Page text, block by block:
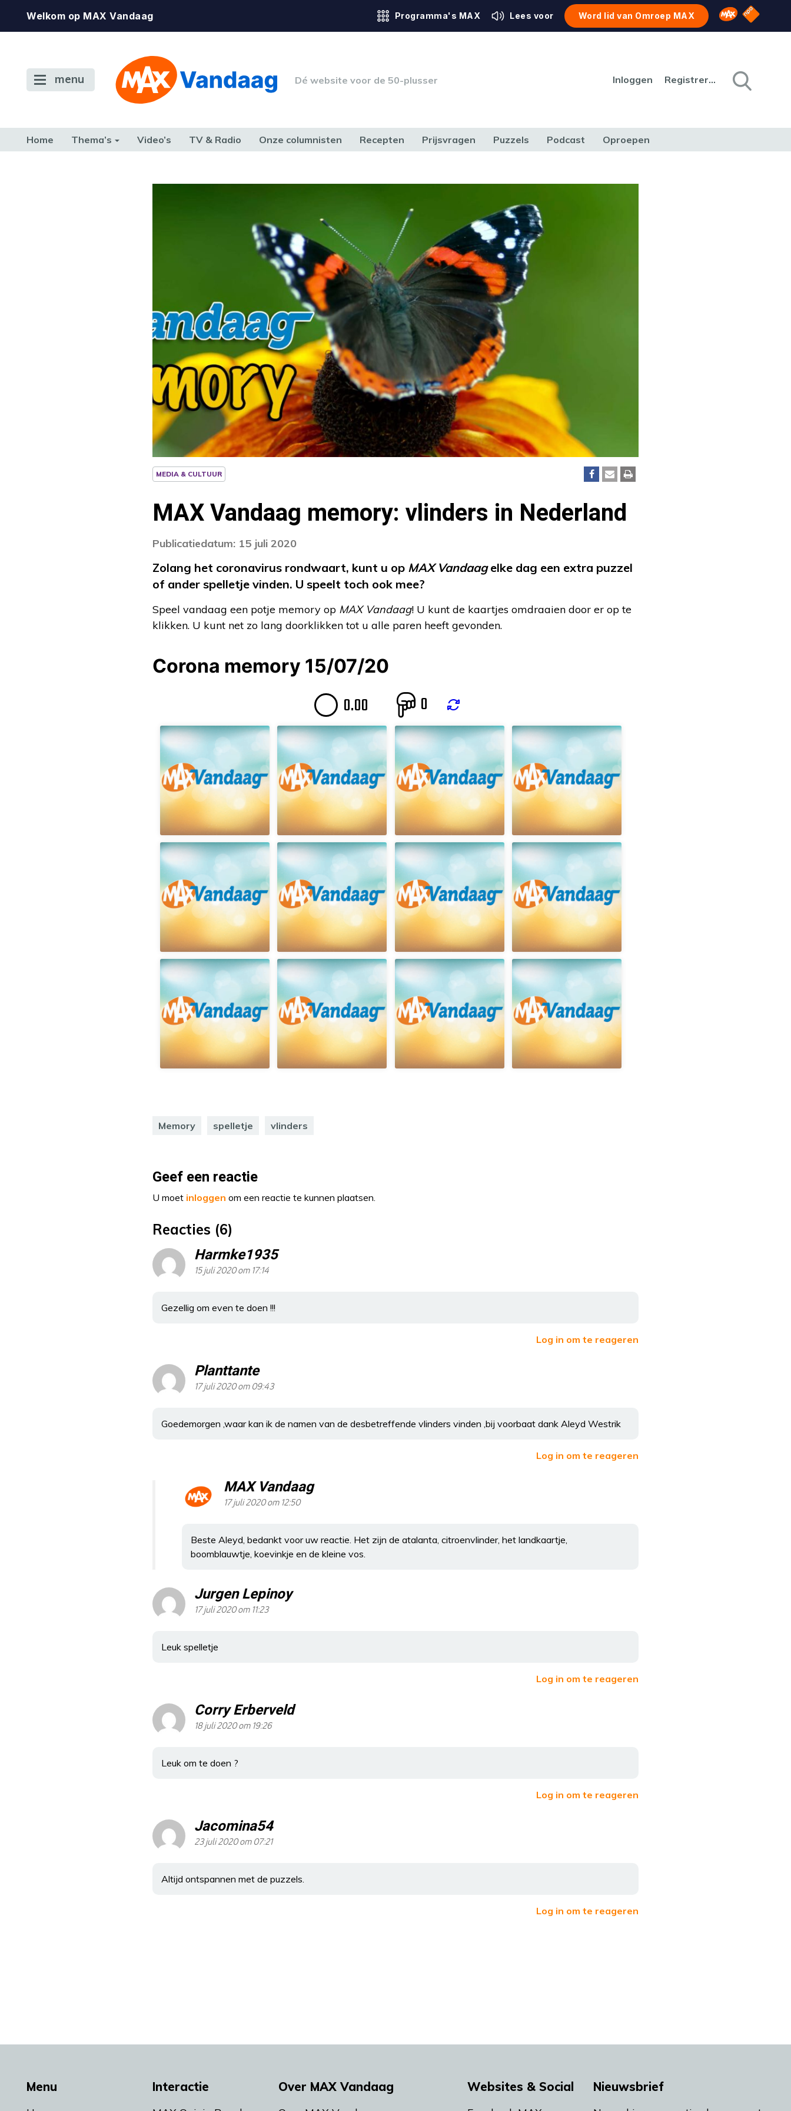
Welkom op MAX Vandaag Programma's MAX Lees voor Word lid van Omroep MAX Omroep MAX
NPO
menu Dé website voor de 50-plusser Inloggen Registreren
Home Thema’s Video’s TV & Radio Onze columnisten Recepten Prijsvragen Puzzels Podcast Oproepen
MEDIA & CULTUUR
MAX Vandaag memory: vlinders in Nederland
Publicatiedatum: 15 juli 2020
Zolang het coronavirus rondwaart, kunt u op MAX Vandaagelke dag een extra puzzel
of ander spelletje vinden. U speelt toch ook mee?
Speel vandaag een potje memory op MAX Vandaag! U kunt de kaartjes omdraaien door er op te
klikken. U kunt net zo lang doorklikken tot u alle paren heeft gevonden.
Memory spelletje vlinders
Geef een reactie
U moet inloggen om een reactie te kunnen plaatsen.
Reacties (6)
Harmke1935
15 juli 2020 om 17:14
Gezellig om even te doen !!!
Log in om te reageren
Planttante
17 juli 2020 om 09:43
Goedemorgen ,waar kan ik de namen van de desbetreffende vlinders vinden ,bij voorbaat dank Aleyd Westrik
Log in om te reageren
MAX Vandaag
17 juli 2020 om 12:50
Beste Aleyd, bedankt voor uw reactie. Het zijn de atalanta, citroenvlinder, het landkaartje,
boomblauwtje, koevinkje en de kleine vos.
Jurgen Lepinoy
17 juli 2020 om 11:23
Leuk spelletje
Log in om te reageren
Corry Erberveld
18 juli 2020 om 19:26
Leuk om te doen ?
Log in om te reageren
Jacomina54
23 juli 2020 om 07:21
Altijd ontspannen met de puzzels.
Log in om te reageren
Menu Interactie Over MAX Vandaag Websites & Social Nieuwsbrief